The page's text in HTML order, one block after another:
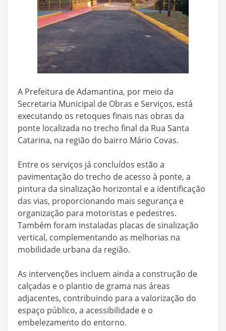
A Prefeitura de Adamantina, por meio da
Secretaria Municipal de Obras e Serviços, está
executando os retoques finais nas obras da
ponte localizada no trecho final da Rua Santa
Catarina, na região do bairro Mário Covas.
Entre os serviços já concluídos estão a
pavimentação do trecho de acesso à ponte, a
pintura da sinalização horizontal e a identificação
das vias, proporcionando mais segurança e
organização para motoristas e pedestres.
Também foram instaladas placas de sinalização
vertical, complementando as melhorias na
mobilidade urbana da região.
As intervenções incluem ainda a construção de
calçadas e o plantio de grama nas áreas
adjacentes, contribuindo para a valorização do
espaço público, a acessibilidade e o
embelezamento do entorno.